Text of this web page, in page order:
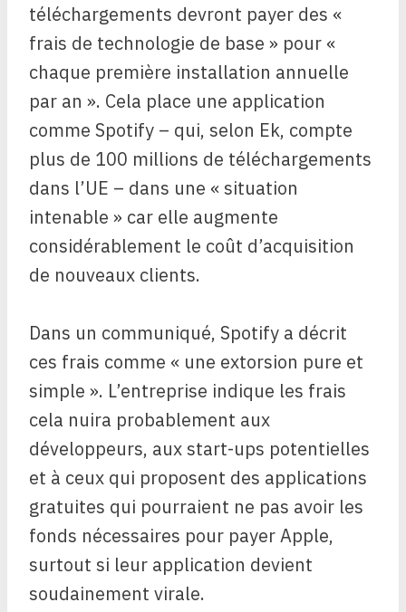
téléchargements devront payer des «
frais de technologie de base » pour «
chaque première installation annuelle
par an ». Cela place une application
comme Spotify – qui, selon Ek, compte
plus de 100 millions de téléchargements
dans l’UE – dans une « situation
intenable » car elle augmente
considérablement le coût d’acquisition
de nouveaux clients.
Dans un communiqué, Spotify a décrit
ces frais comme « une extorsion pure et
simple ». L’entreprise indique les frais
cela nuira probablement aux
développeurs, aux start-ups potentielles
et à ceux qui proposent des applications
gratuites qui pourraient ne pas avoir les
fonds nécessaires pour payer Apple,
surtout si leur application devient
soudainement virale.